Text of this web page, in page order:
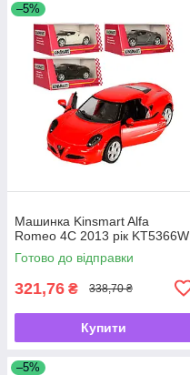
–5%
Машинка Kinsmart Alfa
Romeo 4C 2013 рік KT5366W
Готово до відправки
321,76 ₴ 338,70 ₴
Купити
–5%